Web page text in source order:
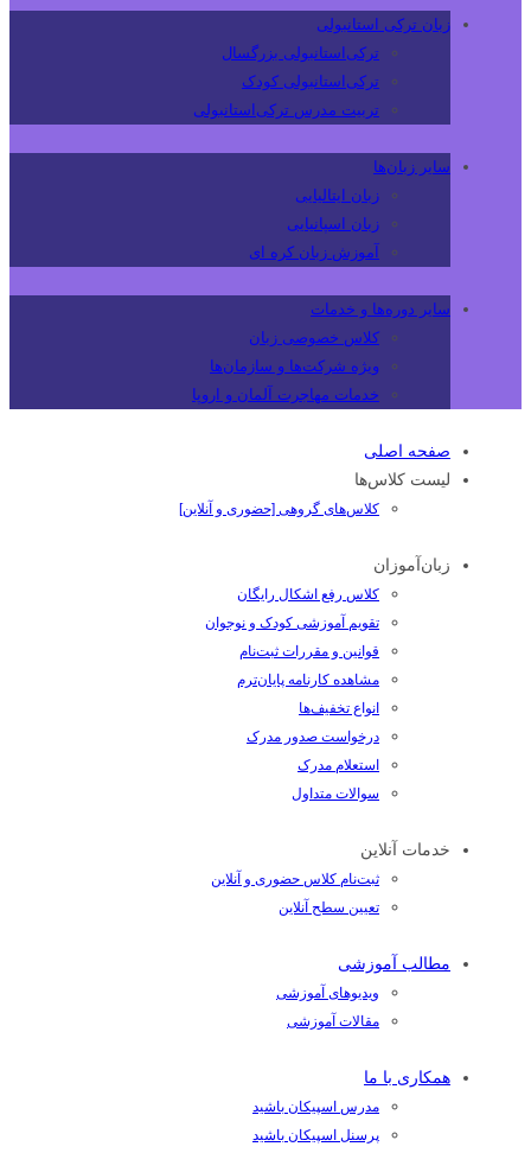
زبان ترکی استانبولی
ترکی‌استانبولی بزرگسال
ترکی‌استانبولی کودک
تربیت مدرس ترکی‌استانبولی
سایر زبان‌ها
زبان ایتالیایی
زبان اسپانیایی
آموزش زبان کره ای
سایر دوره‌ها و خدمات
کلاس خصوصی زبان
ویژه شرکت‌ها و سازمان‌ها
خدمات مهاجرت آلمان و اروپا
صفحه اصلی
لیست کلاس‌ها
کلاس‌های گروهی [حضوری و آنلاین]
زبان‌آموزان
کلاس رفع اشکال رایگان
تقویم آموزشی کودک و نوجوان
قوانین و مقررات ثبت‌نام
مشاهده کارنامه پایان‌ترم
انواع تخفیف‌ها
درخواست صدور مدرک
استعلام مدرک
سوالات متداول
خدمات آنلاین
ثبت‌نام کلاس حضوری و آنلاین
تعیین سطح آنلاین
مطالب آموزشی
ویدیوهای آموزشی
مقالات آموزشی
همکاری با ما
مدرس اسپیکان باشید
پرسنل اسپیکان باشید